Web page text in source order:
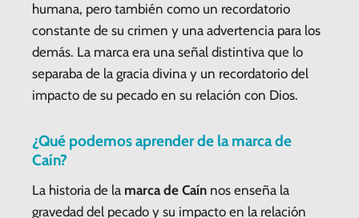
humana, pero también como un recordatorio
constante de su crimen y una advertencia para los
demás. La marca era una señal distintiva que lo
separaba de la gracia divina y un recordatorio del
impacto de su pecado en su relación con Dios.
¿Qué podemos aprender de la marca de
Caín?
La historia de la marca de Caín nos enseña la
gravedad del pecado y su impacto en la relación